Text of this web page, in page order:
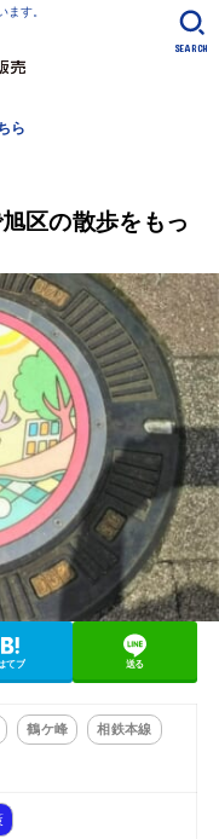
ます。
ら
SEARCH
区の散歩をもっ
てブ 送る
鶴ケ峰 相鉄本線